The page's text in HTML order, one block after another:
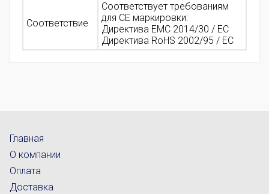
Соответствие
Соответствует требованиям
для CE маркировки:
Директива EMC 2014/30 / ЕС
Директива RoHS 2002/95 / EC
Главная
О компании
Оплата
Доставка